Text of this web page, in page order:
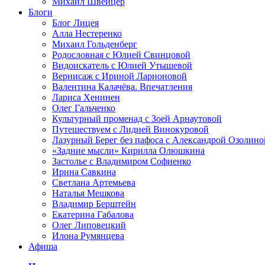
Блоги
Блог Лицея
Алла Нестеренко
Михаил Гольденберг
Родословная с Юлией Свинцовой
Видоискатель с Юлией Утышевой
Вернисаж с Ириной Ларионовой
Валентина Калачёва. Впечатления
Лариса Хенинен
Олег Гальченко
Культурный променад с Зоей Арнаутовой
Путешествуем с Лидией Винокуровой
Лазурный Берег без пафоса с Александрой
«Задние мысли» Кирилла Олюшкина
Застолье с Владимиром Софиенко
Ирина Савкина
Светлана Артемьева
Наталья Мешкова
Владимир Берштейн
Екатерина Габалова
Олег Липовецкий
Илона Румянцева
Афиша